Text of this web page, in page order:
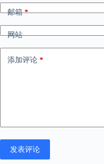
邮箱*
网站
添加评论 *
发表评论